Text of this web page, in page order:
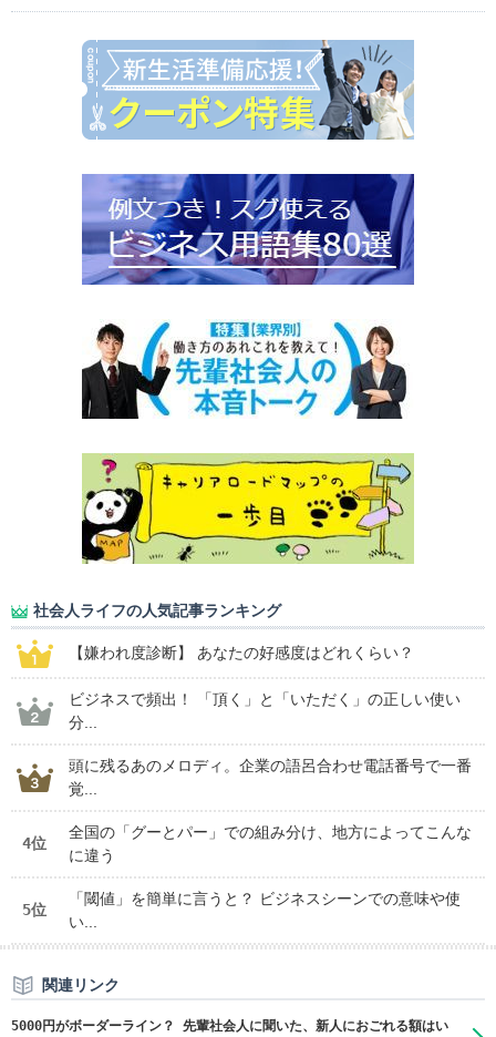
社会人ライフの人気記事ランキング
【嫌われ度診断】 あなたの好感度はどれくらい？
ビジネスで頻出！ 「頂く」と「いただく」の正しい使い
分...
頭に残るあのメロディ。企業の語呂合わせ電話番号で一番
覚...
4位
全国の「グーとパー」での組み分け、地方によってこんな
に違う
5位
「閾値」を簡単に言うと？ ビジネスシーンでの意味や使
い...
関連リンク
5000円がボーダーライン？ 先輩社会人に聞いた、新人におごれる額はい